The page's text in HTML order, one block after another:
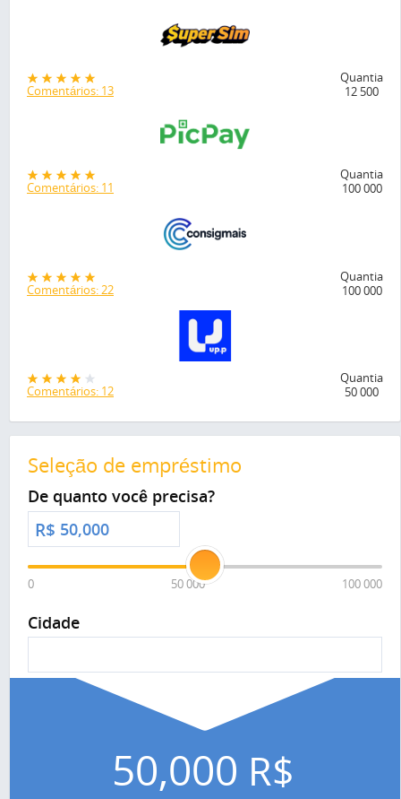
Comentários: 13
Quantia
12 500
Comentários: 11
Quantia
100 000
Comentários: 22
Quantia
100 000
Comentários: 12
Quantia
50 000
Seleção de empréstimo
De quanto você precisa?
R$
0 50 000 100 000
Cidade
50,000 R$